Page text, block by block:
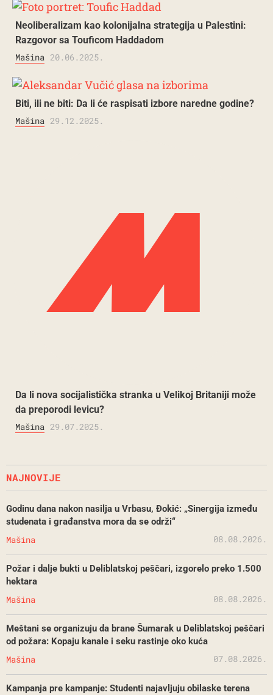
Neoliberalizam kao kolonijalna strategija u Palestini:
Razgovor sa Touficom Haddadom
Mašina 20.06.2025.
Biti, ili ne biti: Da li će raspisati izbore naredne godine?
Mašina 29.12.2025.
Da li nova socijalistička stranka u Velikoj Britaniji može
da preporodi levicu?
Mašina 29.07.2025.
NAJNOVIJE
Godinu dana nakon nasilja u Vrbasu, Đokić: „Sinergija između
studenata i građanstva mora da se održi“
Mašina 08.08.2026.
Požar i dalje bukti u Deliblatskoj peščari, izgorelo preko 1.500
hektara
Mašina 08.08.2026.
Meštani se organizuju da brane Šumarak u Deliblatskoj peščari
od požara: Kopaju kanale i seku rastinje oko kuća
Mašina 07.08.2026.
Kampanja pre kampanje: Studenti najavljuju obilaske terena